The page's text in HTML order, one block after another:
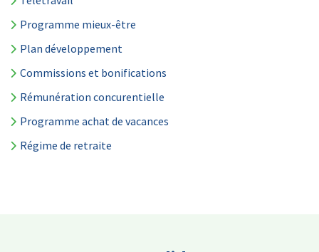
Programme mieux-être
Plan développement
Commissions et bonifications
Rémunération concurentielle
Programme achat de vacances
Régime de retraite